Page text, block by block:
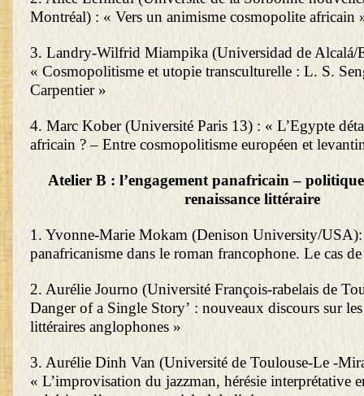
Montréal) : « Vers un animisme cosmopolite africain
3. Landry-Wilfrid Miampika (Universidad de Alcalá/
« Cosmopolitisme et utopie transculturelle : L. S.
Carpentier »
4. Marc Kober (Université Paris 13) : « L’Egypte
africain ? – Entre cosmopolitisme européen et
Atelier B : l’engagement panafricain –
renaissance littéraire
1. Yvonne-Marie Mokam (Denison University/USA):
panafricanisme dans le roman francophone. Le cas
2. Aurélie Journo (Université François-rabelais de
Danger of a Single Story’ : nouveaux discours sur
littéraires anglophones »
3. Aurélie Dinh Van (Université de Toulouse-Le -
« L’improvisation du jazzman, hérésie interprétative